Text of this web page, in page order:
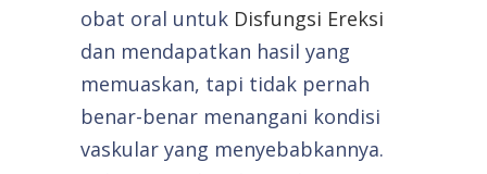
obat oral untuk Disfungsi Ereksi
dan mendapatkan hasil yang
memuaskan, tapi tidak pernah
benar-benar menangani kondisi
vaskular yang menyebabkannya.